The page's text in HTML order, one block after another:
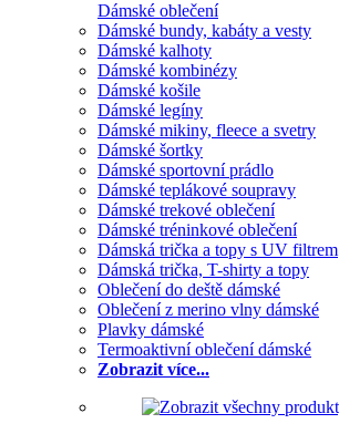
Dámské oblečení
Dámské bundy, kabáty a vesty
Dámské kalhoty
Dámské kombinézy
Dámské košile
Dámské legíny
Dámské mikiny, fleece a svetry
Dámské šortky
Dámské sportovní prádlo
Dámské teplákové soupravy
Dámské trekové oblečení
Dámské tréninkové oblečení
Dámská trička a topy s UV filtrem
Dámská trička, T-shirty a topy
Oblečení do deště dámské
Oblečení z merino vlny dámské
Plavky dámské
Termoaktivní oblečení dámské
Zobrazit více...